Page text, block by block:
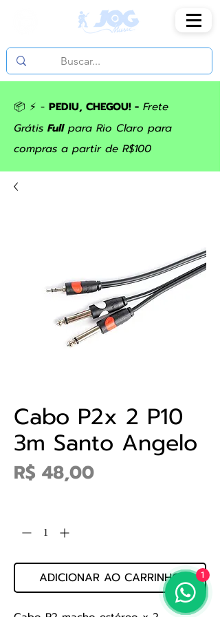
📦 ⚡ - PEDIU, CHEGOU! - Frete
Grátis Fullpara Rio Claro para
compras a partir de R$100
Cabo P2x 2 P10
3m Santo Angelo
R$ 48,00Preço
ADICIONAR AO CARRINHO 1